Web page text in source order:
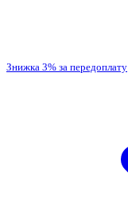
Знижка 3% за передоплату